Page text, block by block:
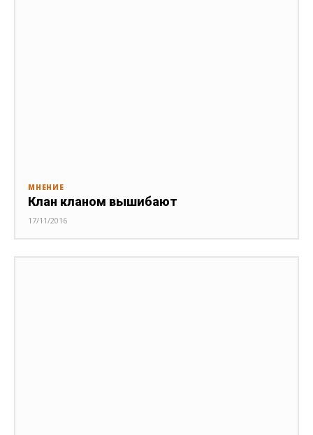
МНЕНИЕ
Клан кланом вышибают
17/11/2016